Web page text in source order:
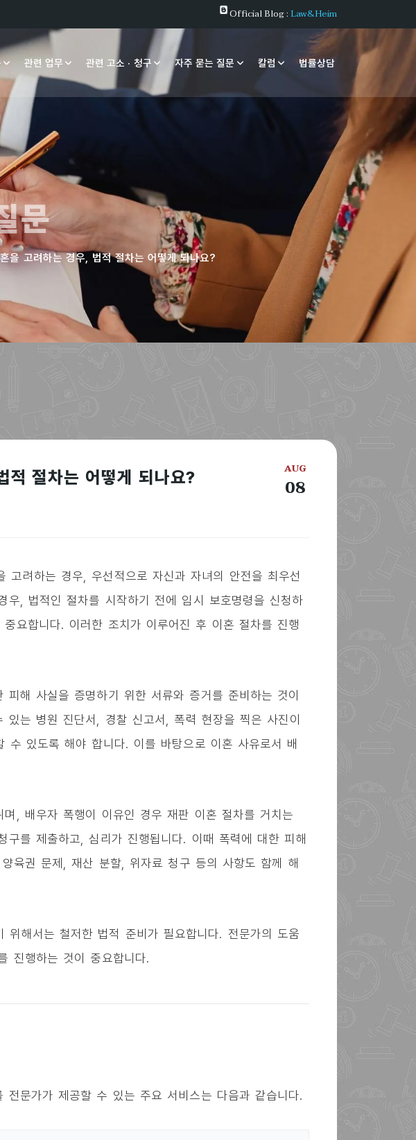
Official Blog : Law&Heim
관련 업무 관련 고소 · 청구 자주 묻는 질문 칼럼 법률상담
문
을 고려하는 경우, 법적 절차는 어떻게 되나요?
AUG
08
적 절차는 어떻게 되나요?
고려하는 경우, 우선적으로 자신과 자녀의 안전을 최우선
우, 법적인 절차를 시작하기 전에 임시 보호명령을 신청하
요합니다. 이러한 조치가 이루어진 후 이혼 절차를 진행
해 사실을 증명하기 위한 서류와 증거를 준비하는 것이
는 병원 진단서, 경찰 신고서, 폭력 현장을 찍은 사진이
수 있도록 해야 합니다. 이를 바탕으로 이혼 사유로서 배
, 배우자 폭행이 이유인 경우 재판 이혼 절차를 거치는
를 제출하고, 심리가 진행됩니다. 이때 폭력에 대한 피해
육권 문제, 재산 분할, 위자료 청구 등의 사항도 함께 해
위해서는 철저한 법적 준비가 필요합니다. 전문가의 도움
진행하는 것이 중요합니다.
문가가 제공할 수 있는 주요 서비스는 다음과 같습니다.